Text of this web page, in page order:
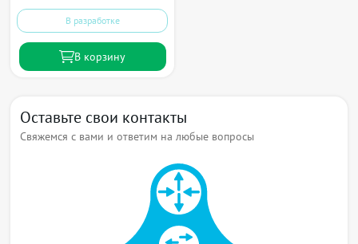
В разработке
В корзину
Оставьте свои контакты
Свяжемся с вами и ответим на любые вопросы